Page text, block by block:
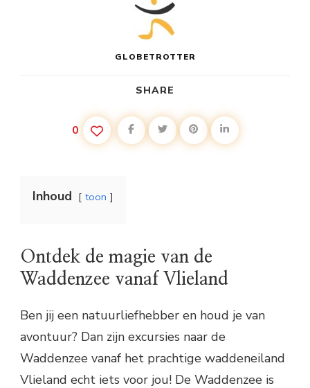
GLOBETROTTER
SHARE
0
Inhoud toon
Ontdek de magie van de
Waddenzee vanaf Vlieland
Ben jij een natuurliefhebber en houd je van
avontuur? Dan zijn excursies naar de
Waddenzee vanaf het prachtige waddeneiland
Vlieland echt iets voor jou! De Waddenzee is